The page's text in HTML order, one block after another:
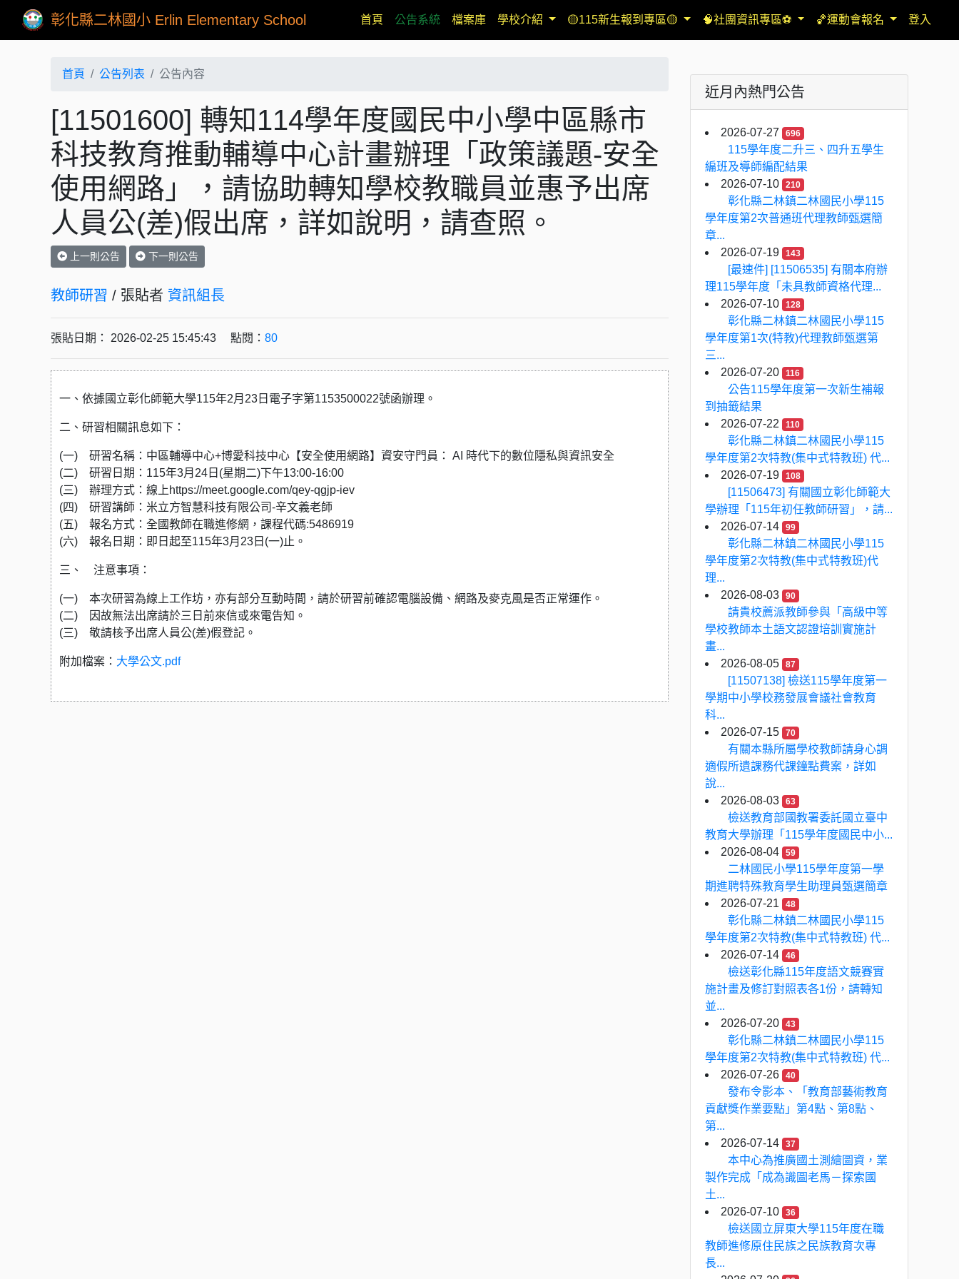
彰化縣二林國小 Erlin Elementary School 首頁 (current)
公告系統 檔案庫 學校介紹 🟡115新生報到專區🟡 🧠社團資訊專區⚽ 🏀運動會報名 登入
首頁 公告列表 公告內容
[11501600] 轉知114學年度國民中小學中區縣市
科技教育推動輔導中心計畫辦理「政策議題-安全
使用網路」，請協助轉知學校教職員並惠予出席
人員公(差)假出席，詳如說明，請查照。
上一則公告 下一則公告
教師研習 / 張貼者 資訊組長
張貼日期： 2026-02-25 15:45:43 點閱： 80
一、依據國立彰化師範大學115年2月23日電子字第1153500022號函辦理。
二、研習相關訊息如下：
(一) 研習名稱：中區輔導中心+博愛科技中心【安全使用網路】資安守門員： AI 時代下的數位隱私與資訊安全
(二) 研習日期：115年3月24日(星期二)下午13:00-16:00
(三) 辦理方式：線上https://meet.google.com/qey-qgjp-iev
(四) 研習講師：米立方智慧科技有限公司-辛文義老師
(五) 報名方式：全國教師在職進修網，課程代碼:5486919
(六) 報名日期：即日起至115年3月23日(一)止。
三、 注意事項：
(一) 本次研習為線上工作坊，亦有部分互動時間，請於研習前確認電腦設備、網路及麥克風是否正常運作。
(二) 因故無法出席請於三日前來信或來電告知。
(三) 敬請核予出席人員公(差)假登記。
附加檔案： 大學公文.pdf
近月內熱門公告
2026-07-27 696
115學年度二升三、四升五學生
編班及導師編配結果
2026-07-10
210
彰化縣二林鎮二林國民小學115
學年度第2次普通班代理教師甄選簡
章...
2026-07-19
143
[最速件] [11506535] 有關本府辦
理115學年度「未具教師資格代理...
2026-07-10
128
彰化縣二林鎮二林國民小學115
學年度第1次(特教)代理教師甄選第
三...
2026-07-20
116
公告115學年度第一次新生補報
到抽籤結果
2026-07-22
110
彰化縣二林鎮二林國民小學115
學年度第2次特教(集中式特教班) 代...
2026-07-19
108
[11506473] 有關國立彰化師範大
學辦理「115年初任教師研習」，請...
2026-07-14
99
彰化縣二林鎮二林國民小學115
學年度第2次特教(集中式特教班)代
理...
2026-08-03
90
請貴校薦派教師參與「高級中等
學校教師本土語文認證培訓實施計
畫...
2026-08-05
87
[11507138] 檢送115學年度第一
學期中小學校務發展會議社會教育
科...
2026-07-15
70
有關本縣所屬學校教師請身心調
適假所遺課務代課鐘點費案，詳如
說...
2026-08-03
63
檢送教育部國教署委託國立臺中
教育大學辦理「115學年度國民中小...
2026-08-04
59
二林國民小學115學年度第一學
期進聘特殊教育學生助理員甄選簡章
2026-07-21
48
彰化縣二林鎮二林國民小學115
學年度第2次特教(集中式特教班) 代...
2026-07-14
46
檢送彰化縣115年度語文競賽實
施計畫及修訂對照表各1份，請轉知
並...
2026-07-20
43
彰化縣二林鎮二林國民小學115
學年度第2次特教(集中式特教班) 代...
2026-07-26
40
發布令影本、「教育部藝術教育
貢獻獎作業要點」第4點、第8點、
第...
2026-07-14
37
本中心為推廣國土測繪圖資，業
製作完成「成為識圖老馬－探索國
土...
2026-07-10
36
檢送國立屏東大學115年度在職
教師進修原住民族之民族教育次專
長...